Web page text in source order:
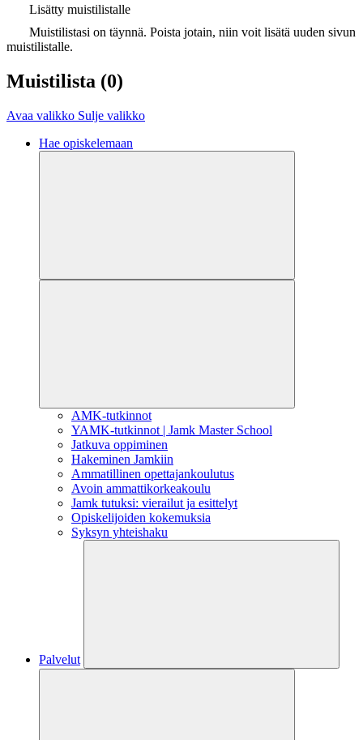
Lisätty muistilistalle
Muistilistasi on täynnä. Poista jotain, niin voit lisätä uuden sivun
muistilistalle.
Muistilista (0)
Avaa valikko Sulje valikko
Hae opiskelemaan
AMK-tutkinnot
YAMK-tutkinnot | Jamk Master School
Jatkuva oppiminen
Hakeminen Jamkiin
Ammatillinen opettajankoulutus
Avoin ammattikorkeakoulu
Jamk tutuksi: vierailut ja esittelyt
Opiskelijoiden kokemuksia
Syksyn yhteishaku
Palvelut